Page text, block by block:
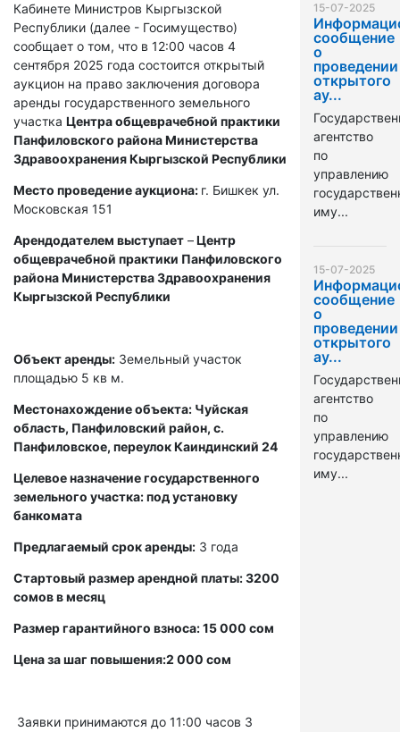
Кабинете Министров Кыргызской
Республики (далее - Госимущество)
сообщает о том, что в 12:00 часов 4
сентября 2025 года состоится открытый
аукцион на право заключения договора
аренды государственного земельного
участка Центра общеврачебной практики
Панфиловского района Министерства
Здравоохранения Кыргызской Республики
Место проведение аукциона: г. Бишкек ул.
Московская 151
Арендодателем выступает –Центр
общеврачебной практики Панфиловского
района Министерства Здравоохранения
Кыргызской Республики
Объект аренды: Земельный участок
площадью 5 кв м.
Местонахождение объекта: Чуйская
область, Панфиловский район, с.
Панфиловское, переулок Каиндинский 24
Целевое назначение государственного
земельного участка: под установку
банкомата
Предлагаемый срок аренды: 3 года
Стартовый размер арендной платы: 3200
сомов в месяц
Размер гарантийного взноса: 15 000 сом
Цена за шаг повышения:2 000 сом
Заявки принимаются до 11:00 часов 3
15-07-2025
сообщение
о
проведении
открытого
ау...
агентство
по
управлению
иму...
15-07-2025
сообщение
о
проведении
открытого
ау...
агентство
по
управлению
иму...